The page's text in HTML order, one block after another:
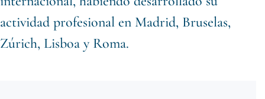
actividad profesional en Madrid, Bruselas,
Zúrich, Lisboa y Roma.